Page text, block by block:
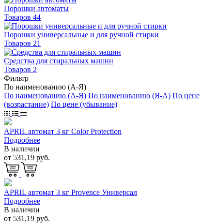
Порошки автоматы
Товаров 44
Порошки универсальные и для ручной стирки
Товаров 21
Средства для стиральных машин
Товаров 2
Фильтр
По наименованию (А-Я)
По наименованию (А-Я) По наименованию (Я-А) По цене
(возрастание) По цене (убывание)
APRIL автомат 3 кг Color Protection
Подробнее
В наличии
от 531,19 руб.
APRIL автомат 3 кг Provence Универсал
Подробнее
В наличии
от 531,19 руб.